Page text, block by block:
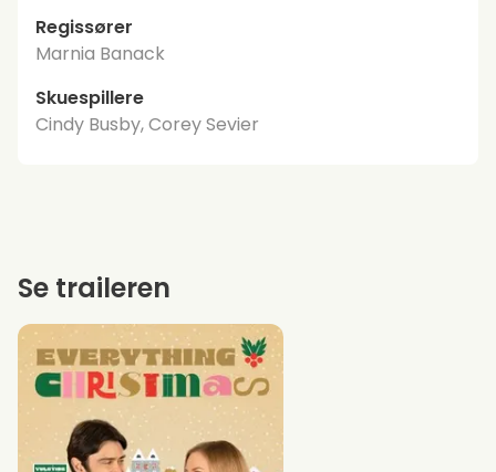
Regissører
Marnia Banack
Skuespillere
Cindy Busby, Corey Sevier
Se traileren